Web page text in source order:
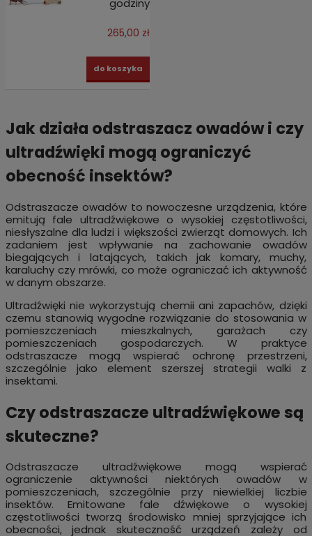
265,00 zł
do koszyka
Jak działa odstraszacz owadów i czy
ultradźwięki mogą ograniczyć
obecność insektów?
Odstraszacze owadów to nowoczesne urządzenia, które
emitują fale ultradźwiękowe o wysokiej częstotliwości,
niesłyszalne dla ludzi i większości zwierząt domowych. Ich
zadaniem jest wpływanie na zachowanie owadów
biegających i latających, takich jak komary, muchy,
karaluchy czy mrówki, co może ograniczać ich aktywność
w danym obszarze.
Ultradźwięki nie wykorzystują chemii ani zapachów, dzięki
czemu stanowią wygodne rozwiązanie do stosowania w
pomieszczeniach mieszkalnych, garażach czy
pomieszczeniach gospodarczych. W praktyce
odstraszacze mogą wspierać ochronę przestrzeni,
szczególnie jako element szerszej strategii walki z
insektami.
Czy odstraszacze ultradźwiękowe są
skuteczne?
Odstraszacze ultradźwiękowe mogą wspierać
ograniczenie aktywności niektórych owadów w
pomieszczeniach, szczególnie przy niewielkiej liczbie
insektów. Emitowane fale dźwiękowe o wysokiej
częstotliwości tworzą środowisko mniej sprzyjające ich
obecności, jednak skuteczność urządzeń zależy od